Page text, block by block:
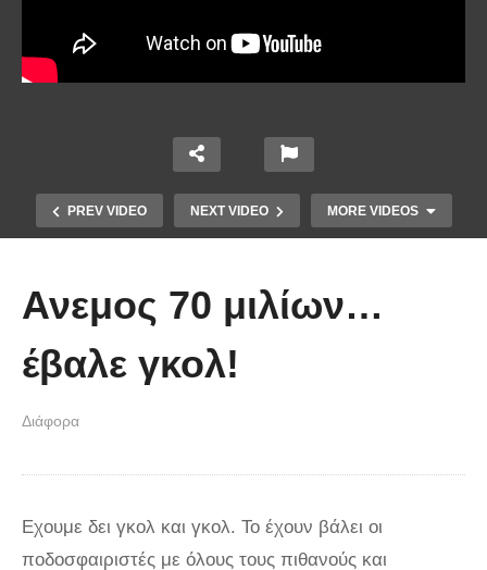
PREV VIDEO NEXT VIDEO MORE VIDEOS
Ανεμος 70 μιλίων…
έβαλε γκολ!
Διάφορα
Εχουμε δει γκολ και γκολ. Το έχουν βάλει οι
ποδοσφαιριστές με όλους τους πιθανούς και